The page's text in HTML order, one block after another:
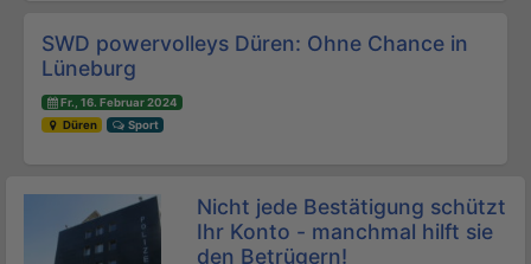
SWD powervolleys Düren: Ohne Chance in
Lüneburg
Fr., 16. Februar 2024
Düren
Sport
Nicht jede Bestätigung schützt
Ihr Konto - manchmal hilft sie
den Betrügern!